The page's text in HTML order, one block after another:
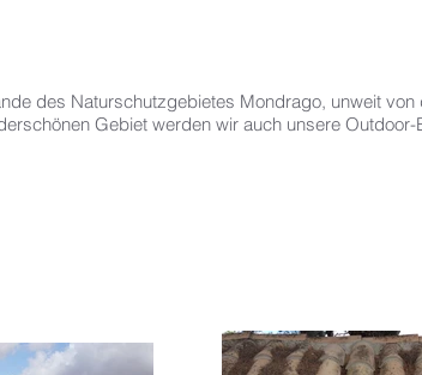
des Naturschutzgebietes Mondrago, unweit
Gebiet werden wir auch unsere